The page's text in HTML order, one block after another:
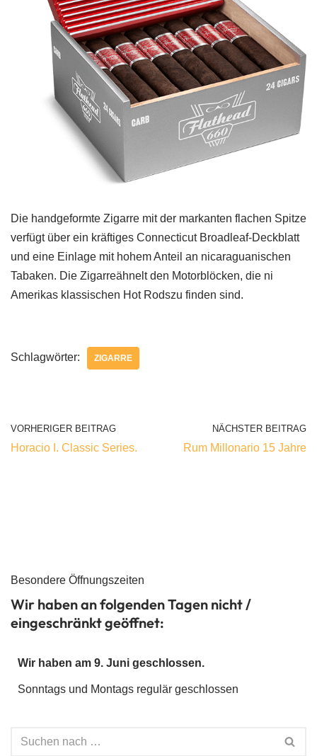
Die handgeformte Zigarre mit der markanten flachen Spitze
verfügt über ein kräftiges Connecticut Broadleaf-Deckblatt
und eine Einlage mit hohem Anteil an nicaraguanischen
Tabaken. Die Zigarreähnelt den Motorblöcken, die ni
Amerikas klassischen Hot Rodszu finden sind.
Schlagwörter: ZIGARRE
VORHERIGER BEITRAG
Horacio I. Classic Series.
NÄCHSTER BEITRAG
Rum Millonario 15 Jahre
Besondere Öffnungszeiten
Wir haben an folgenden Tagen nicht /
eingeschränkt geöffnet:
Wir haben am 9. Juni geschlossen.
Sonntags und Montags regulär geschlossen